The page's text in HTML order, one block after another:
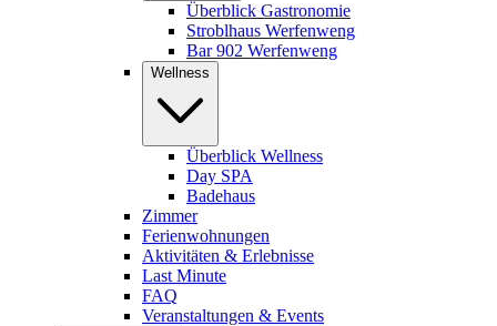
Überblick Gastronomie
Stroblhaus Werfenweng
Bar 902 Werfenweng
Wellness
Überblick Wellness
Day SPA
Badehaus
Zimmer
Ferienwohnungen
Aktivitäten & Erlebnisse
Last Minute
FAQ
Veranstaltungen & Events